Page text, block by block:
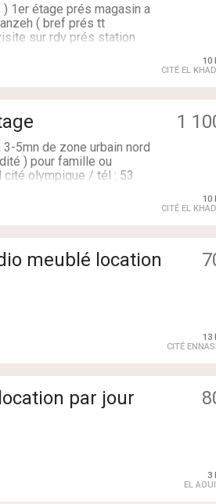
2 Salles de bains
1er étage prés magasin a
( bref prés tt
sur rdv prés station
5mn de zone urbain
10
CITÉ EL
1er étage 1
5mn de zone urbain nord
) pour famille ou
olympique / tél : 53
5mn de zone urbain
10
CITÉ EL
meublé location
13
CITÉ
par jour
3
EL